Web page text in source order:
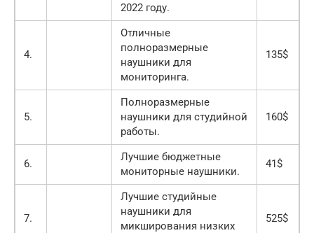
2022 году.
4.
Отличные
полноразмерные
наушники для
мониторинга.
135$
5.
Полноразмерные
наушники для студийной
работы.
160$
6.
Лучшие бюджетные
мониторные наушники.
41$
7.
Лучшие студийные
наушники для
микширования низких
525$